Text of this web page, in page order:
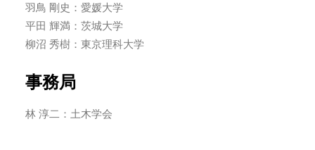
羽鳥 剛史：愛媛大学
平田 輝満：茨城大学
柳沼 秀樹：東京理科大学
事務局
林 淳二：土木学会